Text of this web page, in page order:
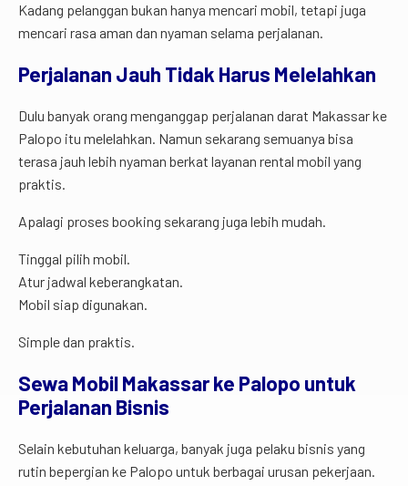
Kadang pelanggan bukan hanya mencari mobil, tetapi juga
mencari rasa aman dan nyaman selama perjalanan.
Perjalanan Jauh Tidak Harus Melelahkan
Dulu banyak orang menganggap perjalanan darat Makassar ke
Palopo itu melelahkan. Namun sekarang semuanya bisa
terasa jauh lebih nyaman berkat layanan rental mobil yang
praktis.
Apalagi proses booking sekarang juga lebih mudah.
Tinggal pilih mobil.
Atur jadwal keberangkatan.
Mobil siap digunakan.
Simple dan praktis.
Sewa Mobil Makassar ke Palopo untuk
Perjalanan Bisnis
Selain kebutuhan keluarga, banyak juga pelaku bisnis yang
rutin bepergian ke Palopo untuk berbagai urusan pekerjaan.